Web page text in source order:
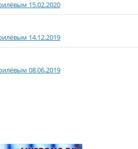
15.02.2020
14.12.2019
08.06.2019